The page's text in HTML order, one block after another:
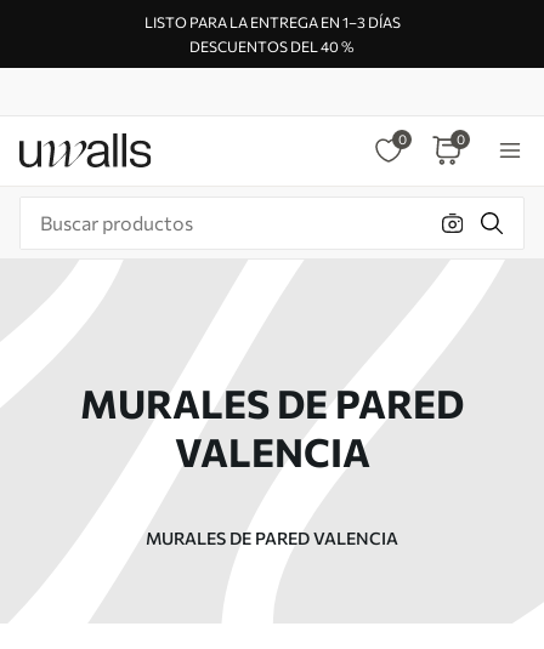
LISTO PARA LA ENTREGA EN 1–3 DÍAS
DESCUENTOS DEL 40 %
0 0
MURALES DE PARED
VALENCIA
MURALES DE PARED VALENCIA